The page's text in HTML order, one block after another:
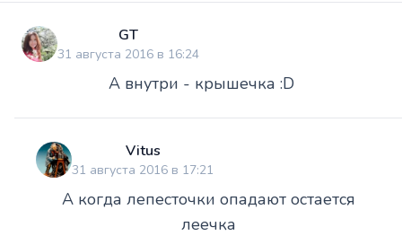
GT
31 августа 2016 в 16:24
А внутри - крышечка :D
Vitus
31 августа 2016 в 17:21
А когда лепесточки опадают остается
леечка